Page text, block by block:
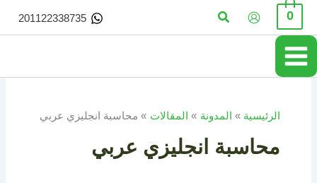
تخطي
المحتوى
0 البحث 201122338735
الرئيسية المدونة المقالات محاسبة انجليزي عربي
محاسبة انجليزي عربي